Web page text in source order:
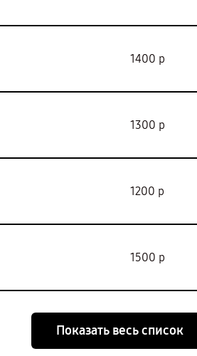
1400 р
1300 р
1200 р
1500 р
Показать весь список